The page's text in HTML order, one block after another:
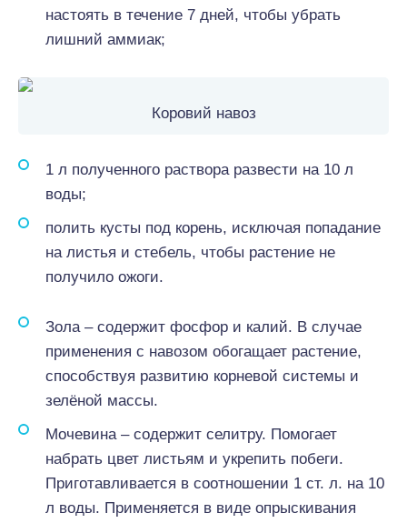
настоять в течение 7 дней, чтобы убрать
лишний аммиак;
Коровий навоз
1 л полученного раствора развести на 10 л
воды;
полить кусты под корень, исключая попадание
на листья и стебель, чтобы растение не
получило ожоги.
Зола – содержит фосфор и калий. В случае
применения с навозом обогащает растение,
способствуя развитию корневой системы и
зелёной массы.
Мочевина – содержит селитру. Помогает
набрать цвет листьям и укрепить побеги.
Приготавливается в соотношении 1 ст. л. на 10
л воды. Применяется в виде опрыскивания